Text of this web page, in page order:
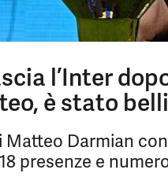
l’Inter
è stato
Darmian
presenze e